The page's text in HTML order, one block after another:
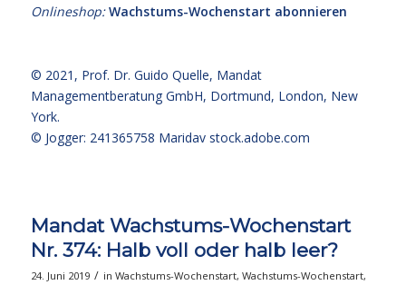
Onlineshop:Wachstums-Wochenstart abonnieren
© 2021, Prof. Dr. Guido Quelle, Mandat
Managementberatung GmbH, Dortmund, London, New
York.
© Jogger: 241365758 Maridav stock.adobe.com
Mandat Wachstums-Wochenstart
Nr. 374: Halb voll oder halb leer?
24. Juni 2019 / in Wachstums-Wochenstart, Wachstums-Wochenstart,